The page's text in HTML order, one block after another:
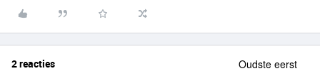
2 reacties Oudste eerst